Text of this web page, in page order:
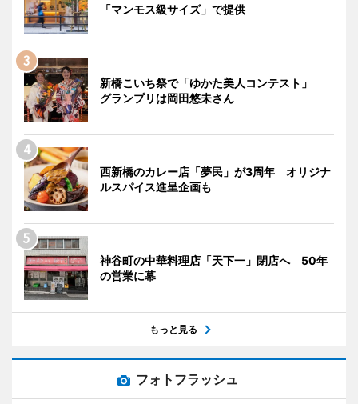
「マンモス級サイズ」で提供
新橋こいち祭で「ゆかた美人コンテスト」
グランプリは岡田悠未さん
西新橋のカレー店「夢民」が3周年 オリジナ
ルスパイス進呈企画も
神谷町の中華料理店「天下一」閉店へ 50年
の営業に幕
もっと見る
フォトフラッシュ